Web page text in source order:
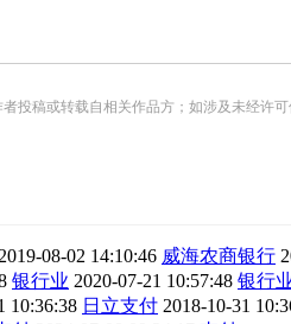
稿或转载自相关作品方；如涉及未经许
2019-08-02 14:10:46 威海农商银行
银行业 2020-07-21 10:57:48 银行
10:36:38 日立支付 2018-10-31